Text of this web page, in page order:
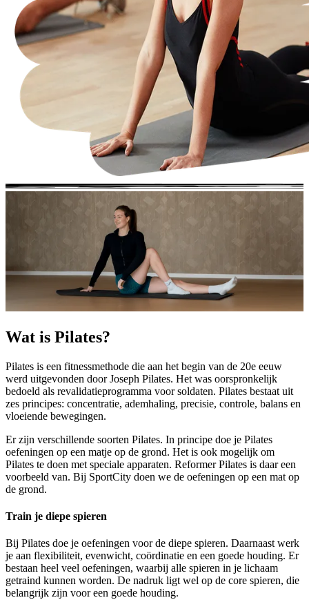
Wat is Pilates?
Pilates is een fitnessmethode die aan het begin van de 20e eeuw
werd uitgevonden door Joseph Pilates. Het was oorspronkelijk
bedoeld als revalidatieprogramma voor soldaten. Pilates bestaat uit
zes principes: concentratie, ademhaling, precisie, controle, balans en
vloeiende bewegingen.
Er zijn verschillende soorten Pilates. In principe doe je Pilates
oefeningen op een matje op de grond. Het is ook mogelijk om
Pilates te doen met speciale apparaten. Reformer Pilates is daar een
voorbeeld van. Bij SportCity doen we de oefeningen op een mat op
de grond.
Train je diepe spieren
Bij Pilates doe je oefeningen voor de diepe spieren. Daarnaast werk
je aan flexibiliteit, evenwicht, coördinatie en een goede houding. Er
bestaan heel veel oefeningen, waarbij alle spieren in je lichaam
getraind kunnen worden. De nadruk ligt wel op de core spieren, die
belangrijk zijn voor een goede houding.